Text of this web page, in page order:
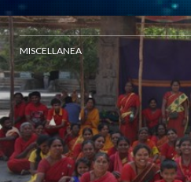
MISCELLANEA